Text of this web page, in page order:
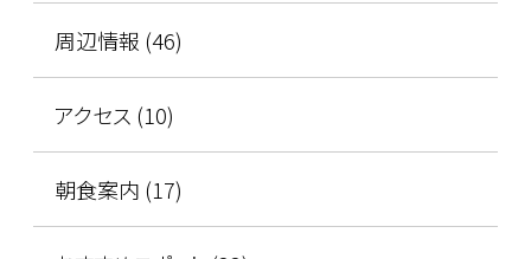
周辺情報 (46)
アクセス (10)
朝食案内 (17)